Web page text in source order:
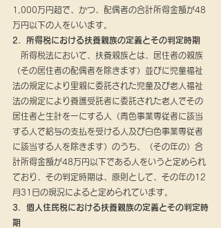
1,000万円超で、かつ、配偶者の合計所得金額が48
万円以下の人をいいます。
2．所得税における扶養親族の定義とその判定時期
所得税法において、扶養親族とは、居住者の親族
（その居住者の配偶者を除きます）並びに児童福祉
法の規定により里親に委託された児童及び老人福祉
法の規定により養護受託者に委託された老人でその
居住者と生計を一にする人（青色事業専従者に該当
する人で給与の支払を受ける人及び白色事業専従者
に該当する人を除きます）のうち、（その年の）合
計所得金額が48万円以下である人をいうと定められ
ており、その判定時期は、原則として、その年の12
月31日の現況によると定められています。
3．個人住民税における扶養親族の定義とその判定時
期